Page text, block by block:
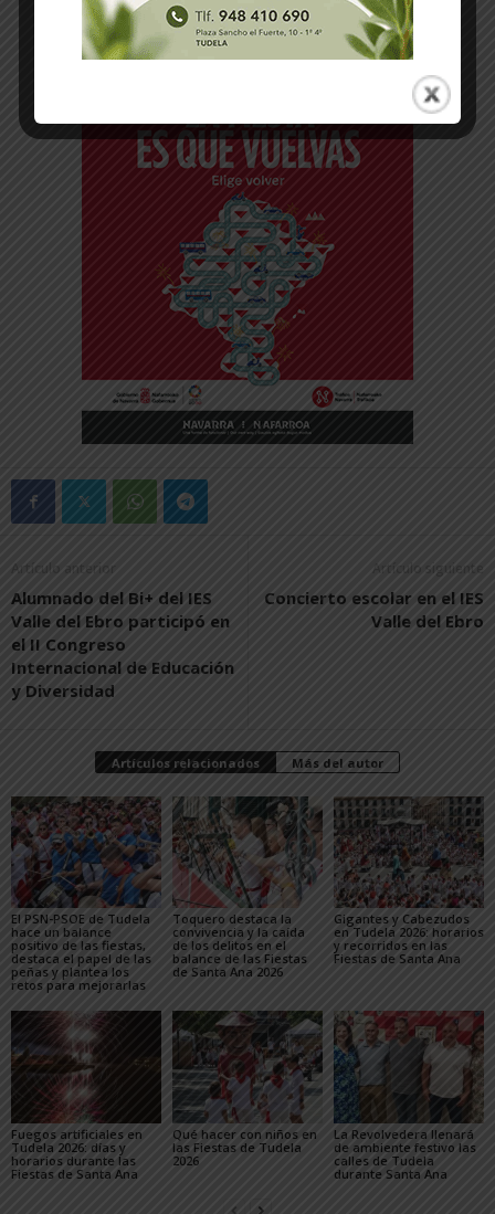
-- Publicidad --
Artículo anterior
Alumnado del Bi+ del IES
Valle del Ebro participó en
el II Congreso
Internacional de Educación
y Diversidad
Artículo siguiente
Concierto escolar en el IES
Valle del Ebro
Artículos relacionados Más del autor
El PSN-PSOE de Tudela
hace un balance
positivo de las fiestas,
destaca el papel de las
peñas y plantea los
retos para mejorarlas
Toquero destaca la
convivencia y la caída
de los delitos en el
balance de las Fiestas
de Santa Ana 2026
Gigantes y Cabezudos
en Tudela 2026: horarios
y recorridos en las
Fiestas de Santa Ana
Fuegos artificiales en
Tudela 2026: días y
horarios durante las
Fiestas de Santa Ana
Qué hacer con niños en
las Fiestas de Tudela
2026
La Revolvedera llenará
de ambiente festivo las
calles de Tudela
durante Santa Ana